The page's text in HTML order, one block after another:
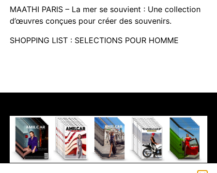
MAATHI PARIS – La mer se souvient : Une collection
d’œuvres conçues pour créer des souvenirs.
SHOPPING LIST : SELECTIONS POUR HOMME